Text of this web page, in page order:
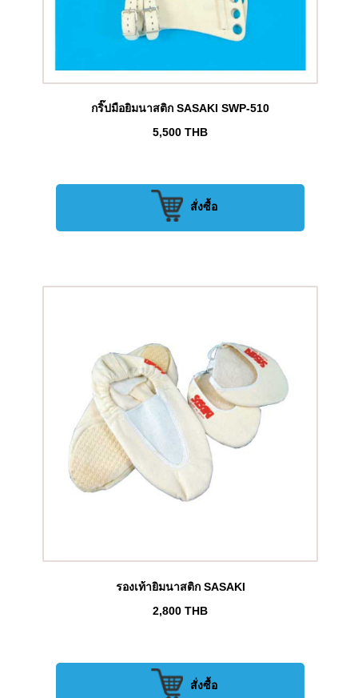
กริ๊ปมือยิมนาสติก SASAKI SWP-510
5,500 THB
สั่งซื้อ
รองเท้ายิมนาสติก SASAKI
2,800 THB
สั่งซื้อ